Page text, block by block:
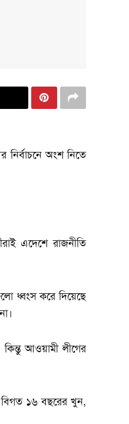
অংশ নিতে
এদেশে রাজনীতি
ধ্বংস করে দিয়েছে
কিন্তু আওয়ামী লীগের
বিগত ১৬ বছরের খুন,